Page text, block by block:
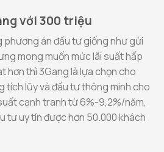
với 300 triệu
phương án đầu tư giống như gửi
mong muốn mức lãi suất hấp
hơn thì 3Gang là lựa chọn cho
tích lũy và đầu tư thông minh cho
cạnh tranh từ 6%-9,2%/năm,
tư uy tín được hơn 50.000 khách